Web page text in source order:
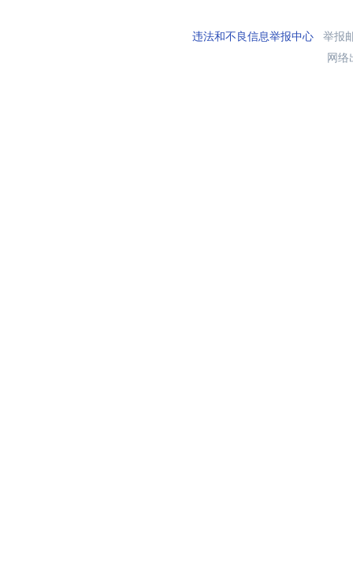
违法和不良信息举报中心举报
网